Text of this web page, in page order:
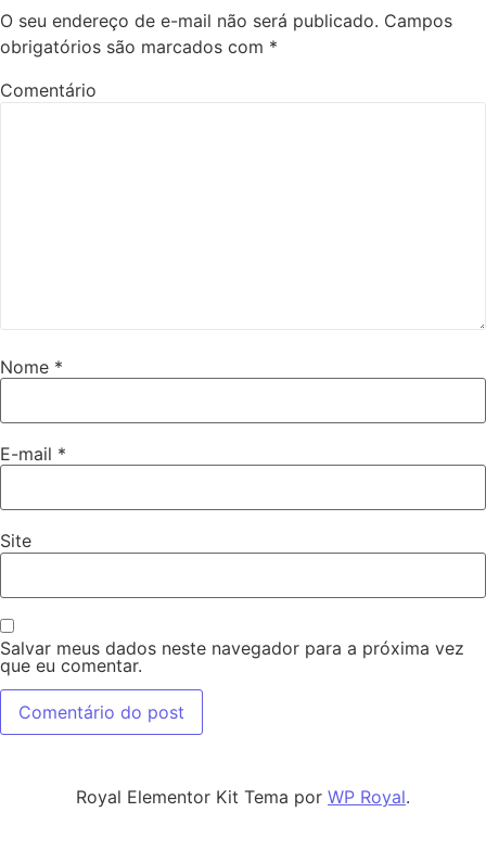
O seu endereço de e-mail não será publicado. Campos
obrigatórios são marcados com *
Comentário
Nome *
E-mail *
Site
Salvar meus dados neste navegador para a próxima vez
que eu comentar.
Royal Elementor Kit Tema por WP Royal.